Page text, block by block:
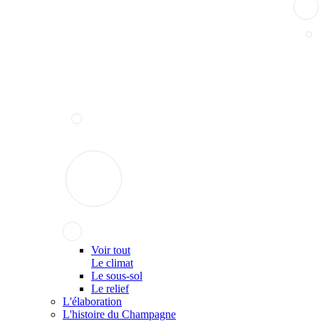
Voir tout
Le climat
Le sous-sol
Le relief
L'élaboration
L'histoire du Champagne